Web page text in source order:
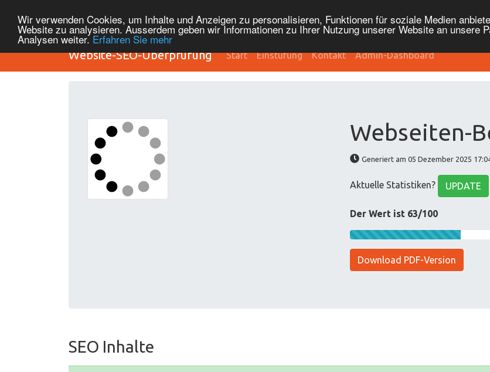
Wir verwenden Cookies, um Inhalte und Anzeigen zu personalisieren, Funktionen für soziale Medien
Website zu analysieren. Ausserdem geben wir Informationen zu Ihrer Nutzung unserer Website an unsere
Analysen weiter. Erfahren Sie mehr
Website-SEO-Überprüfung Start Einstufung Kontakt Admin-Dashboard
Webseiten-
Generiert am 05 Dezember 2025
Aktuelle Statistiken? UPDATE
Der Wert ist 63/100
Download PDF-Version
SEO Inhalte